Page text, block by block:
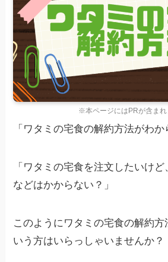
※本ページにはPRが含まれ
「ワタミの宅食の解約方法がわか
「ワタミの宅食を注文したいけ
などはかからない？」
このようにワタミの宅食の解約方
いう方はいらっしゃいませんか？